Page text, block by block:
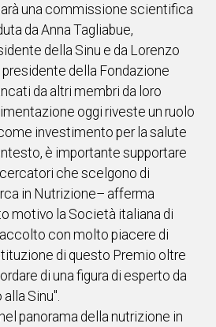
una commissione scientifica
da Anna Tagliabue,
della Sinu e da Lorenzo
della Fondazione
da altri membri da loro
oggi riveste un ruolo
investimento per la salute
è importante supportare
che scelgono di
in Nutrizione– afferma
motivo la Società italiana di
con molto piacere di
di questo Premio oltre
di una figura di esperto da
Sinu".
panorama della nutrizione in